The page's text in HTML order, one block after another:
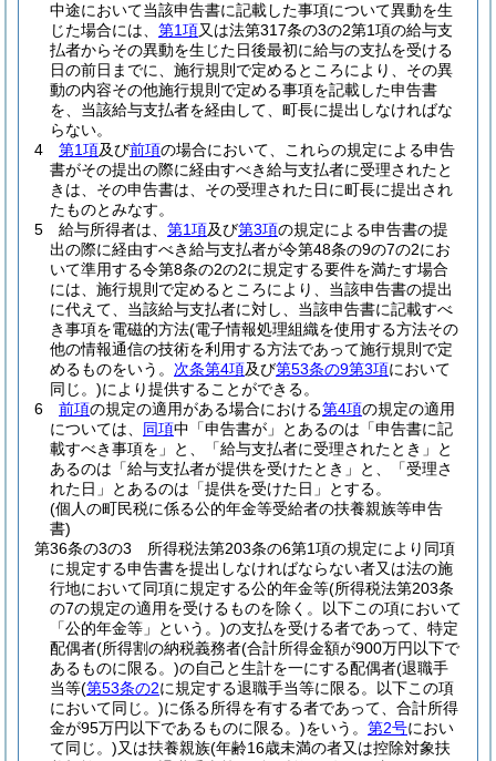
中途において当該申告書に記載した事項について異動を生
じた場合には、 第1項又は法第317条の3の2第1項の給与支
払者からその異動を生じた日後最初に給与の支払を受ける
日の前日までに、施行規則で定めるところにより、その異
動の内容その他施行規則で定める事項を記載した申告書
を、当該給与支払者を経由して、町長に提出しなければな
らない。
4
第1項及び前項の場合において、これらの規定による申告
書がその提出の際に経由すべき給与支払者に受理されたと
きは、その申告書は、その受理された日に町長に提出され
たものとみなす。
5
給与所得者は、 第1項及び第3項の規定による申告書の提
出の際に経由すべき給与支払者が令第48条の9の7の2にお
いて準用する令第8条の2の2に規定する要件を満たす場合
には、施行規則で定めるところにより、当該申告書の提出
に代えて、当該給与支払者に対し、当該申告書に記載すべ
き事項を電磁的方法(電子情報処理組織を使用する方法その
他の情報通信の技術を利用する方法であって施行規則で定
めるものをいう。 次条第4項及び第53条の9第3項において
同じ。)により提供することができる。
6
前項の規定の適用がある場合における第4項の規定の適用
については、 同項中「申告書が」とあるのは「申告書に記
載すべき事項を」と、「給与支払者に受理されたとき」と
あるのは「給与支払者が提供を受けたとき」と、「受理さ
れた日」とあるのは「提供を受けた日」とする。
(個人の町民税に係る公的年金等受給者の扶養親族等申告
書)
第36条の3の3
所得税法第203条の6第1項の規定により同項
に規定する申告書を提出しなければならない者又は法の施
行地において同項に規定する公的年金等(所得税法第203条
の7の規定の適用を受けるものを除く。以下この項において
「公的年金等」という。)の支払を受ける者であって、特定
配偶者(所得割の納税義務者(合計所得金額が900万円以下で
あるものに限る。)の自己と生計を一にする配偶者(退職手
当等(第53条の2に規定する退職手当等に限る。以下この項
において同じ。)に係る所得を有する者であって、合計所得
金が95万円以下であるものに限る。)をいう。 第2号におい
て同じ。)又は扶養親族(年齢16歳未満の者又は控除対象扶